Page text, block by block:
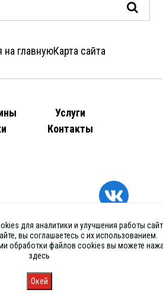
на главнуюКарта сайта
Услуги
Контакты
Запись
для аналитики и улучшения работы
вы соглашаетесь с их использованием.
обработки файлов cookies вы можете
здесь
Окей